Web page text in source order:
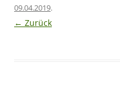
09.04.2019.
← Zurück